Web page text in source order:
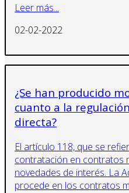
Leer más...
02-02-2022
¿Se han producido
cuanto a la
directa?
El artículo 118, que se
contratación en contratos
novedades de interés. La
procede en los contratos